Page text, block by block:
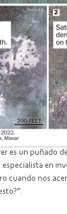
es un puñado
en
cuando nos